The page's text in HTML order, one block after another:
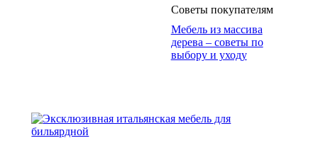
Советы покупателям
Мебель из массива
дерева – советы по
выбору и уходу